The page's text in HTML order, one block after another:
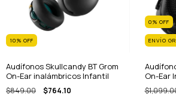
10% OFF
Audífonos Skullcandy BT Grom
On-Ear inalámbricos Infantil
$849.00 $764.10
0% OFF
ENVÍO
On-Ear